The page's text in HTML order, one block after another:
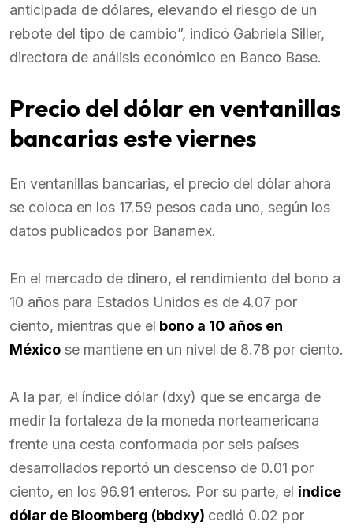
anticipada de dólares, elevando el riesgo de un
rebote del tipo de cambio”, indicó Gabriela Siller,
directora de análisis económico en Banco Base.
Precio del dólar en ventanillas
bancarias este viernes
En ventanillas bancarias, el precio del dólar ahora
se coloca en los 17.59 pesos cada uno, según los
datos publicados por Banamex.
En el mercado de dinero, el rendimiento del bono a
10 años para Estados Unidos es de 4.07 por
ciento, mientras que el bono a 10 años en
México se mantiene en un nivel de 8.78 por ciento.
A la par, el índice dólar (dxy) que se encarga de
medir la fortaleza de la moneda norteamericana
frente una cesta conformada por seis países
desarrollados reportó un descenso de 0.01 por
ciento, en los 96.91 enteros. Por su parte, el índice
dólar de Bloomberg (bbdxy) cedió 0.02 por